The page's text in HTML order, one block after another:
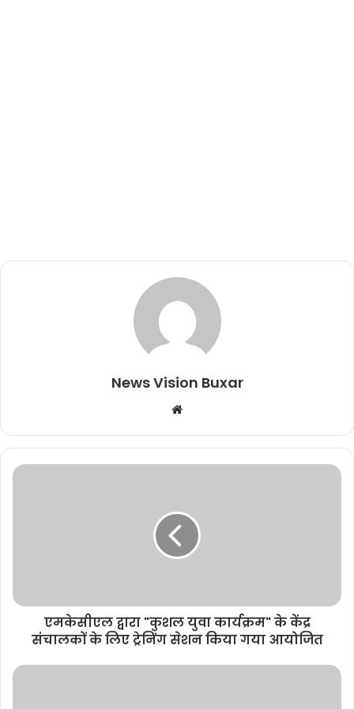
News Vision Buxar
b
s
e
एमकेसीएल द्वारा "कुशल युवा कार्यक्रम" के केंद्र
संचालकों के लिए ट्रेनिंग सेशन किया गया आयोजित